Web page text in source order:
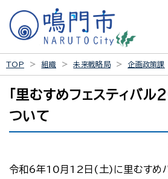
TOP 組織 未来戦略局 企画政策課
「里むすめフェスティバ
ついて
令和6年10月12日(土)に里むすめパ